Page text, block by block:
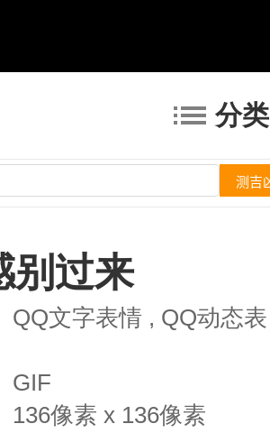
分类
别过来
QQ文字表情 , QQ动态表
GIF
136像素 x 136像素